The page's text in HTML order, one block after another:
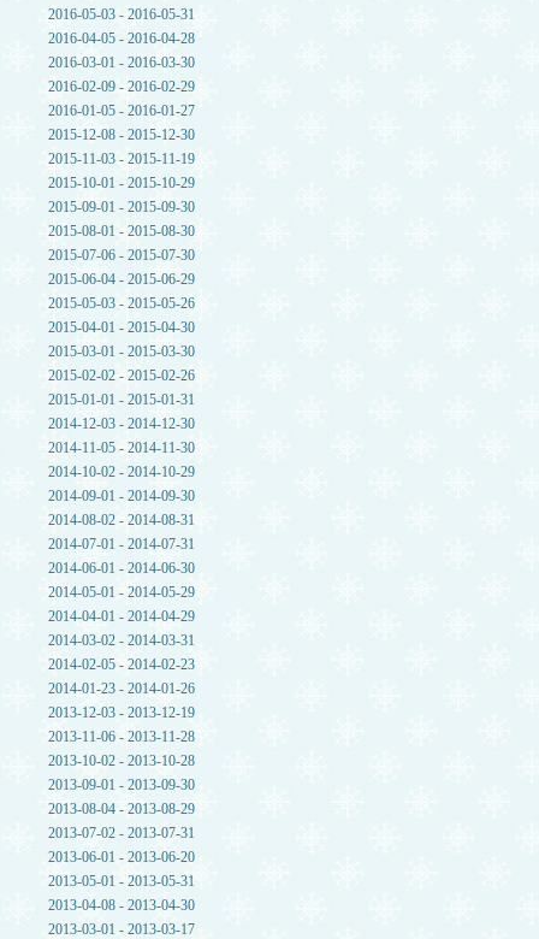
2016-05-03 - 2016-05-31
2016-04-05 - 2016-04-28
2016-03-01 - 2016-03-30
2016-02-09 - 2016-02-29
2016-01-05 - 2016-01-27
2015-12-08 - 2015-12-30
2015-11-03 - 2015-11-19
2015-10-01 - 2015-10-29
2015-09-01 - 2015-09-30
2015-08-01 - 2015-08-30
2015-07-06 - 2015-07-30
2015-06-04 - 2015-06-29
2015-05-03 - 2015-05-26
2015-04-01 - 2015-04-30
2015-03-01 - 2015-03-30
2015-02-02 - 2015-02-26
2015-01-01 - 2015-01-31
2014-12-03 - 2014-12-30
2014-11-05 - 2014-11-30
2014-10-02 - 2014-10-29
2014-09-01 - 2014-09-30
2014-08-02 - 2014-08-31
2014-07-01 - 2014-07-31
2014-06-01 - 2014-06-30
2014-05-01 - 2014-05-29
2014-04-01 - 2014-04-29
2014-03-02 - 2014-03-31
2014-02-05 - 2014-02-23
2014-01-23 - 2014-01-26
2013-12-03 - 2013-12-19
2013-11-06 - 2013-11-28
2013-10-02 - 2013-10-28
2013-09-01 - 2013-09-30
2013-08-04 - 2013-08-29
2013-07-02 - 2013-07-31
2013-06-01 - 2013-06-20
2013-05-01 - 2013-05-31
2013-04-08 - 2013-04-30
2013-03-01 - 2013-03-17